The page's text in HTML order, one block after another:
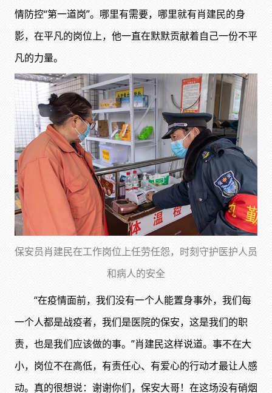
情防控“第一道岗”。哪里有需要，哪里就有肖建民的身
影，在平凡的岗位上，他一直在默默贡献着自己一份不平
凡的力量。
保安员肖建民在工作岗位上任劳任怨，时刻守护医护人员
和病人的安全
“在疫情面前，我们没有一个人能置身事外，我们每
一个人都是战疫者，我们是医院的保安，这是我们的职
责，也是我们应该做的事。”肖建民这样说道。事不在大
小，岗位不在高低，有责任心、有爱心的行动才最让人感
动。真的很想说：谢谢你们，保安大哥！在这场没有硝烟